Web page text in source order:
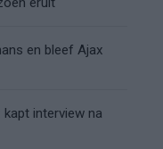
en bleef Ajax
interview na